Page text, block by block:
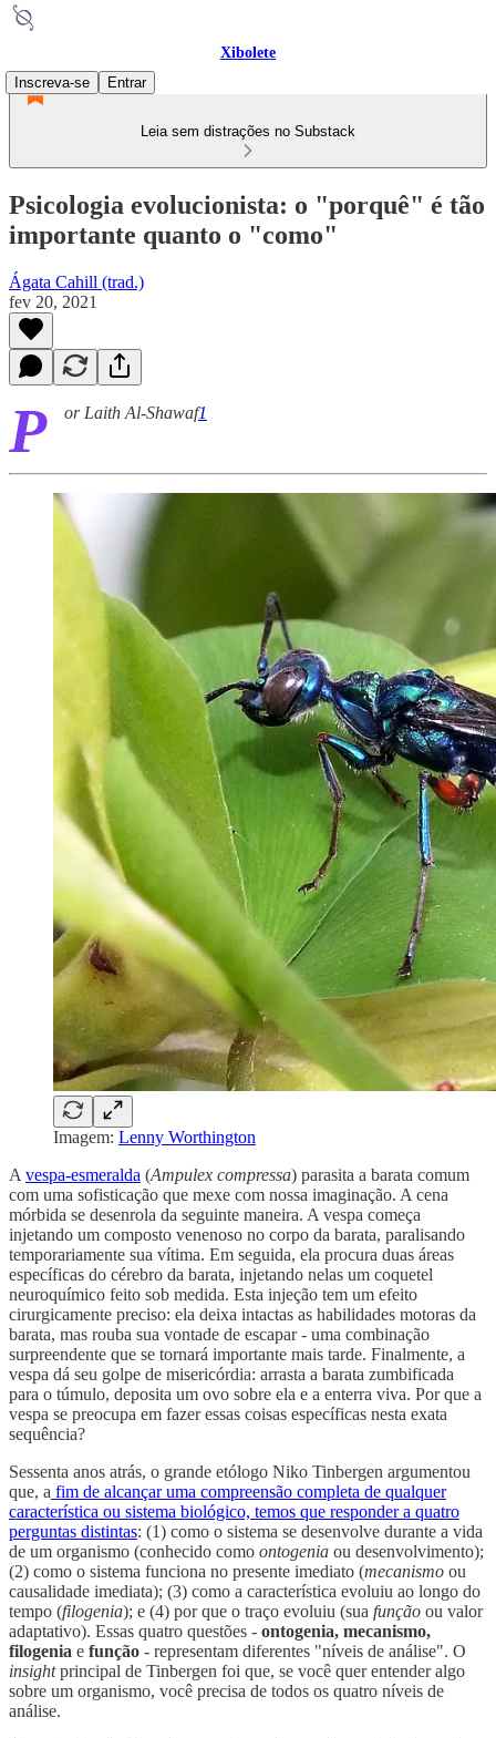
Xibolete
Inscreva-se
Entrar
Leia sem distrações no Substack
Psicologia evolucionista: o "porquê" é tão
importante quanto o "como"
Ágata Cahill (trad.)
fev 20, 2021
P or Laith Al-Shawaf1
Imagem: Lenny Worthington
A vespa-esmeralda (Ampulex compressa) parasita a barata comum
com uma sofisticação que mexe com nossa imaginação. A cena
mórbida se desenrola da seguinte maneira. A vespa começa
injetando um composto venenoso no corpo da barata, paralisando
temporariamente sua vítima. Em seguida, ela procura duas áreas
específicas do cérebro da barata, injetando nelas um coquetel
neuroquímico feito sob medida. Esta injeção tem um efeito
cirurgicamente preciso: ela deixa intactas as habilidades motoras da
barata, mas rouba sua vontade de escapar - uma combinação
surpreendente que se tornará importante mais tarde. Finalmente, a
vespa dá seu golpe de misericórdia: arrasta a barata zumbificada
para o túmulo, deposita um ovo sobre ela e a enterra viva. Por que a
vespa se preocupa em fazer essas coisas específicas nesta exata
sequência?
Sessenta anos atrás, o grande etólogo Niko Tinbergen argumentou
que, a fim de alcançar uma compreensão completa de qualquer
característica ou sistema biológico, temos que responder a quatro
perguntas distintas: (1) como o sistema se desenvolve durante a vida
de um organismo (conhecido como ontogenia ou desenvolvimento);
(2) como o sistema funciona no presente imediato (mecanismo ou
causalidade imediata); (3) como a característica evoluiu ao longo do
tempo (filogenia); e (4) por que o traço evoluiu (sua função ou valor
adaptativo). Essas quatro questões - ontogenia, mecanismo,
filogenia e função - representam diferentes "níveis de análise". O
insightprincipal de Tinbergen foi que, se você quer entender algo
sobre um organismo, você precisa de todos os quatro níveis de
análise.